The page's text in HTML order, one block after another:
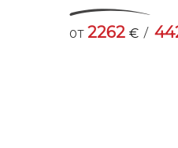
от2262 € /